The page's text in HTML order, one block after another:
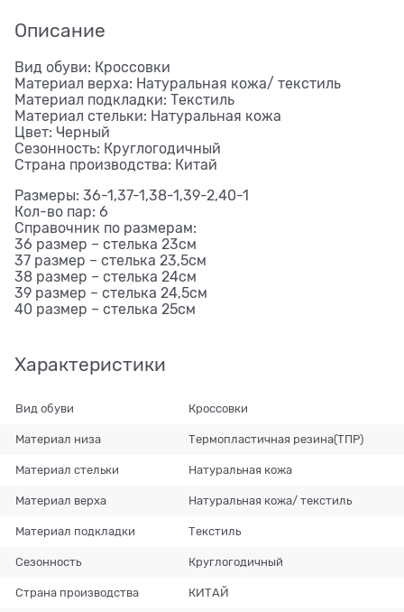
Описание
Вид обуви: Кроссовки
Материал верха: Натуральная кожа/ текстиль
Материал подкладки: Текстиль
Материал стельки: Натуральная кожа
Цвет: Черный
Сезонность: Круглогодичный
Страна производства: Китай
Размеры: 36-1,37-1,38-1,39-2,40-1
Кол-во пар: 6
Справочник по размерам:
36 размер – стелька 23см
37 размер – стелька 23,5см
38 размер – стелька 24см
39 размер – стелька 24,5см
40 размер – стелька 25см
Характеристики
Вид обуви Кроссовки
Материал низа Термопластичная резина(ТПР)
Материал стельки Натуральная кожа
Материал верха Натуральная кожа/ текстиль
Материал подкладки Текстиль
Сезонность Круглогодичный
Страна производства КИТАЙ